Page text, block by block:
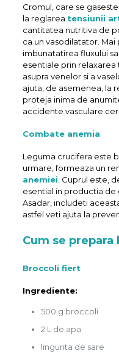
Cromul, care se
la reglarea tensiunii
cantitatea nutritiva de
ca un vasodilatator. Mai
imbunatatirea fluxului
esentiale prin relaxarea
asupra venelor si a
ajuta, de asemenea, la
proteja inima de
accidente vasculare
Combate anemia
Leguma crucifera este
urmare, formeaza un
anemiei . Cuprul este,
esential in productia de
Asadar, includeti
astfel veti ajuta la
Cum se prepara
Broccoli fiert
Ingrediente:
500 g broccoli
2 L de apa
lingurita de sare